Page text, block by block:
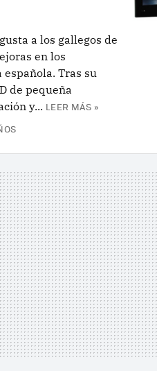
a los gallegos de
en los
Tras su
de pequeña
y... LEER MÁS »